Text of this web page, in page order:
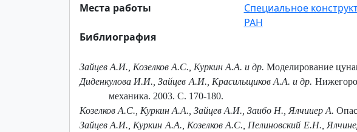
Места работы
Специальное
РАН
Библиография
Зайцев А.И., Козелков А.С., Куркин А.А. и др. Моделирование
Диденкулова И.И., Зайцев А.И., Красильщиков А.А. и др.
механика. 2003. С. 170-180.
Козелков A.C., Куркин A.A., Зайцев А.И., Заибо Н., Ялчииер А.
Зайцев А.И., Куркин А.А., Козелков А.С., Пелиновский Е.Н.,